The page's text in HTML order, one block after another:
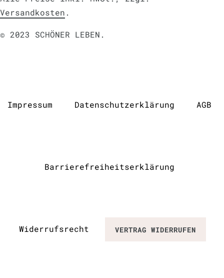
Versandkosten .
© 2023 SCHÖNER LEBEN.
Impressum Daten­schutz­erklärung AGB
Barrierefreiheitserklärung
Widerrufs­recht VERTRAG WIDERRUFEN